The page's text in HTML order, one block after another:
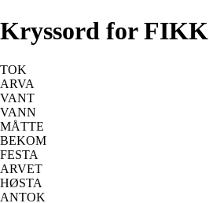
Kryssord for FIKK
TOK
ARVA
VANT
VANN
MÅTTE
BEKOM
FESTA
ARVET
HØSTA
ANTOK